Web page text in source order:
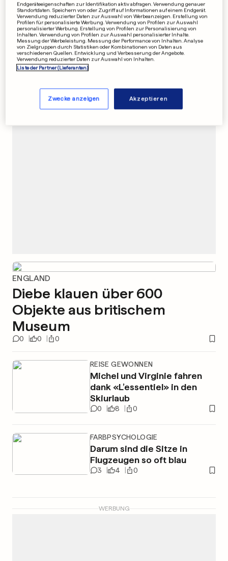
2 18 0
STATT SWIPEN
Tascha setzt statt Dating-
ENGLAND
Diebe klauen über 600
Objekte aus britischem
Museum
0 0 0
REISE GEWONNEN
Michel und Virginie fahren
dank «L’essentiel» in den
Skiurlaub
0 8 0
FARBPSYCHOLOGIE
Darum sind die Sitze in
Flugzeugen so oft blau
3 4 0
WERBUNG
Endgeräteeigenschaften zur Identifikation aktiv abfragen. Verwendung genauer
Standortdaten. Speichern von oder Zugriff auf Informationen auf einem Endgerät.
Verwendung reduzierter Daten zur Auswahl von Werbeanzeigen. Erstellung von
Profilen für personalisierte Werbung. Verwendung von Profilen zur Auswahl
personalisierter Werbung. Erstellung von Profilen zur Personalisierung von
Inhalten. Verwendung von Profilen zur Auswahl personalisierter Inhalte.
Messung der Werbeleistung. Messung der Performance von Inhalten. Analyse
von Zielgruppen durch Statistiken oder Kombinationen von Daten aus
verschiedenen Quellen. Entwicklung und Verbesserung der Angebote.
Verwendung reduzierter Daten zur Auswahl von Inhalten.
Liste der Partner (Lieferanten)
Zwecke anzeigen Akzeptieren